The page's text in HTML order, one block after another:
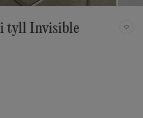
tyll Invisible